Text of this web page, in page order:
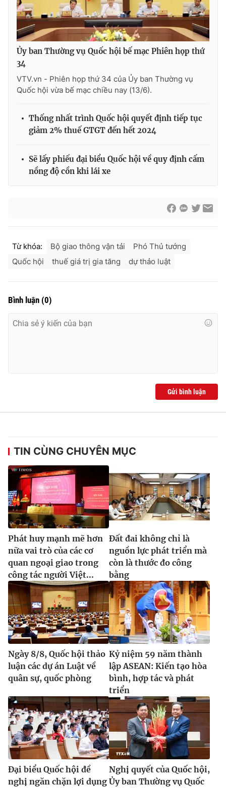
® Cấm sao chép dưới mọi hình thức nếu không có sự chấp
thuận bằng văn bản. Ghi rõ nguồn VTV.vn khi phát hành lại
thông tin từ website này.
Ủy ban Thường vụ Quốc hội bế mạc Phiên họp thứ
34
VTV.vn - Phiên họp thứ 34 của Ủy ban Thường vụ
Quốc hội vừa bế mạc chiều nay (13/6).
Thống nhất trình Quốc hội quyết định tiếp tục
giảm 2% thuế GTGT đến hết 2024
Sẽ lấy phiếu đại biểu Quốc hội về quy định cấm
nồng độ cồn khi lái xe
Từ khóa: Bộ giao thông vận tải
Phó Thủ tướng
Quốc hội
thuế giá trị gia tăng dự thảo luật
Bình luận (0)
Gửi bình luận
TIN CÙNG CHUYÊN MỤC
Phát huy mạnh mẽ hơn
nữa vai trò của các cơ
quan ngoại giao trong
công tác người Việt...
Đất đai không chỉ là
nguồn lực phát triển mà
còn là thước đo công
bằng
Ngày 8/8, Quốc hội thảo
luận các dự án Luật về
quân sự, quốc phòng
Kỷ niệm 59 năm thành
lập ASEAN: Kiến tạo hòa
bình, hợp tác và phát
triển
Đại biểu Quốc hội đề
nghị ngăn chặn lợi dụng
Nghị quyết của Quốc hội,
Ủy ban Thường vụ Quốc